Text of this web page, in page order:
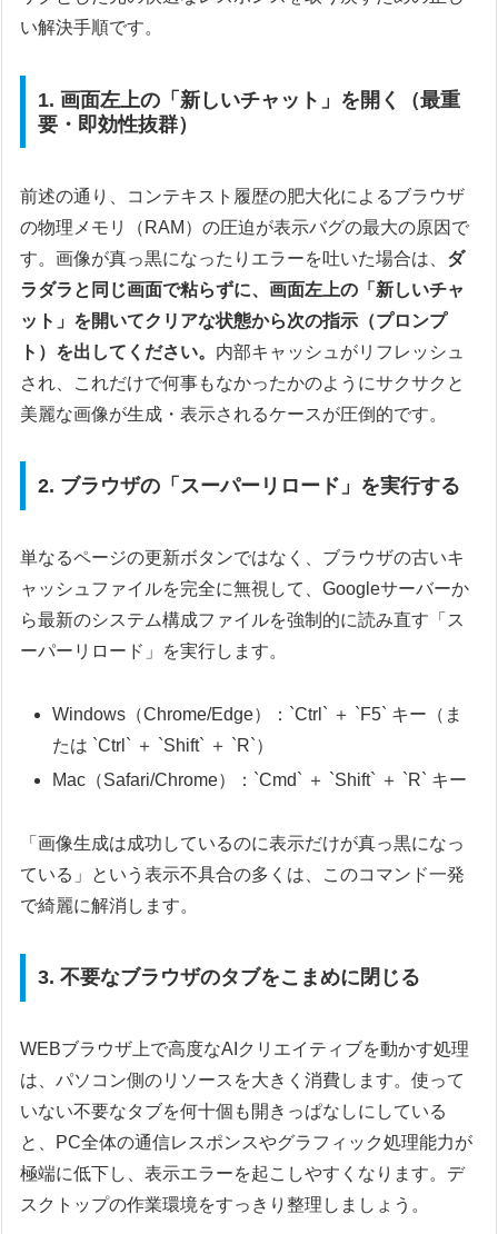
い解決手順です。
1. 画面左上の「新しいチャット」を開く（最重
要・即効性抜群）
前述の通り、コンテキスト履歴の肥大化によるブラウザ
の物理メモリ（RAM）の圧迫が表示バグの最大の原因で
す。画像が真っ黒になったりエラーを吐いた場合は、 ダ
ラダラと同じ画面で粘らずに、画面左上の「新しいチャ
ット」を開いてクリアな状態から次の指示（プロンプ
ト）を出してください。 内部キャッシュがリフレッシュ
され、これだけで何事もなかったかのようにサクサクと
美麗な画像が生成・表示されるケースが圧倒的です。
2. ブラウザの「スーパーリロード」を実行する
単なるページの更新ボタンではなく、ブラウザの古いキ
ャッシュファイルを完全に無視して、Googleサーバーか
ら最新のシステム構成ファイルを強制的に読み直す「ス
ーパーリロード」を実行します。
Windows（Chrome/Edge）：`Ctrl` ＋ `F5` キー（ま
たは `Ctrl` ＋ `Shift` ＋ `R`）
Mac（Safari/Chrome）：`Cmd` ＋ `Shift` ＋ `R` キー
「画像生成は成功しているのに表示だけが真っ黒になっ
ている」という表示不具合の多くは、このコマンド一発
で綺麗に解消します。
3. 不要なブラウザのタブをこまめに閉じる
WEBブラウザ上で高度なAIクリエイティブを動かす処理
は、パソコン側のリソースを大きく消費します。使って
いない不要なタブを何十個も開きっぱなしにしている
と、PC全体の通信レスポンスやグラフィック処理能力が
極端に低下し、表示エラーを起こしやすくなります。デ
スクトップの作業環境をすっきり整理しましょう。